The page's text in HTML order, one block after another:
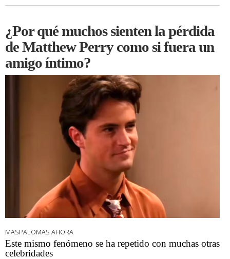
¿Por qué muchos sienten la pérdida
de Matthew Perry como si fuera un
amigo íntimo?
MASPALOMAS AHORA
Este mismo fenómeno se ha repetido con muchas otras
celebridades